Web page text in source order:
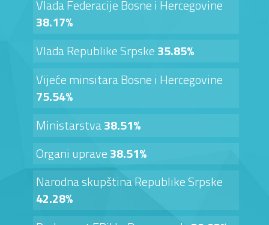
Vlada Federacije Bosne i Hercegovine
38.17%
Vlada Republike Srpske35.85%
Vijeće minsitara Bosne i Hercegovine
75.54%
Ministarstva38.51%
Organi uprave38.51%
Narodna skupština Republike Srpske
42.28%